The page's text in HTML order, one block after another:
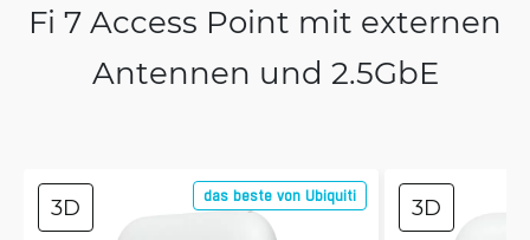
Fi 7 Access Point mit externen
Antennen und 2.5GbE
3D das beste von Ubiquiti 3D